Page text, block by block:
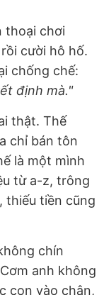
thoại chơi
cười hô hố.
chống chế:
định mà."
thật. Thế
chỉ bán tôn
là một mình
từ a-z, trông
thiếu tiền cũng
chín
anh không
con vào chân,